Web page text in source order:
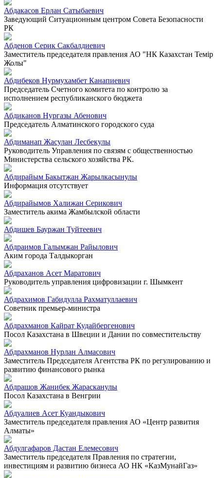
Абдакасов Ерлан Сатыбаевич
Заведующий Ситуационным центром Совета Безопасности
РК
Абденов Серик Сакбалдиевич
Заместитель председателя правления АО "НК Казахстан Темiр
Жолы"
Абдибеков Нурмухамбет Канапиевич
Председатель Счетного комитета по контролю за
исполнением республиканского бюджета
Абдиканов Нургазы Абенович
Председатель Алматинского городского суда
Абдиманап Жасулан Лесбекулы
Руководитель Управления по связям с общественностью
Министерства сельского хозяйства РК.
Абдирайым Бакытжан Жарылкасынулы
Информация отсутствует
Абдирайымов Халижан Серикович
Заместитель акима Жамбылской области
Абдишев Бауржан Туйтеевич
Абдраимов Галымжан Райылович
Аким города Талдыкорган
Абдраханов Асет Маратович
Руководитель управления цифровизации г. Шымкент
Абдрахимов Габидулла Рахматуллаевич
Советник премьер-министра
Абдрахманов Кайрат Кудайбергенович
Посол Казахстана в Швеции и Дании по совместительству
Абдрахманов Нурлан Алмасович
Заместитель Председателя Агентства РК по регулированию и
развитию финансового рынка
Абдрашов Жанибек Жарасканулы
Посол Казахстана в Венгрии
Абдуалиев Асет Куандыкович
Заместитель председателя правления АО «Центр развития
Алматы»
Абдулгафаров Дастан Елемесович
Заместитель председателя Правления по стратегии,
инвестициям и развитию бизнеса АО НК «КазМунайГаз»